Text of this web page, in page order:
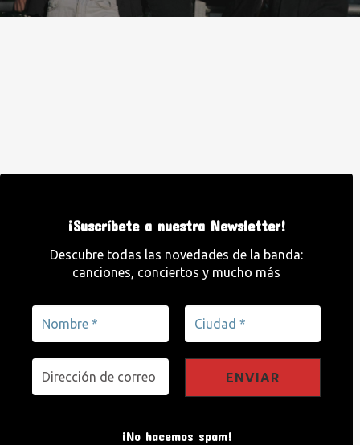
¡Suscríbete a nuestra Newsletter!
Descubre todas las novedades de la banda:
canciones, conciertos y mucho más
¡No hacemos spam!